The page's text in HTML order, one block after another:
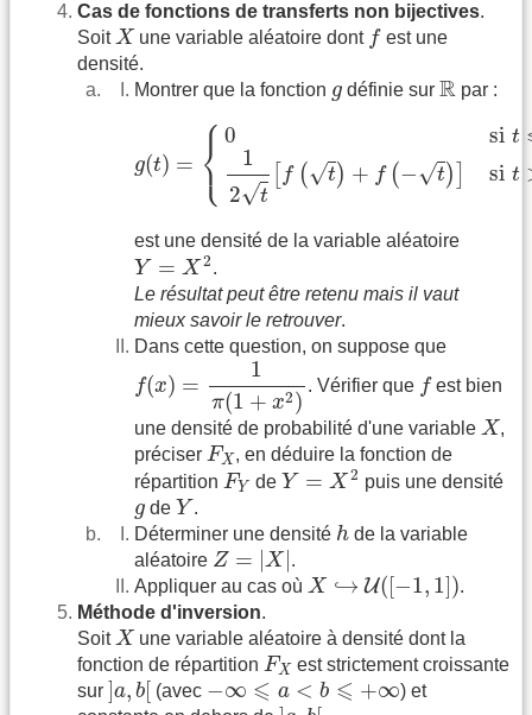
Cas de fonctions de transferts non bijectives.
SoitX
X une variable aléatoire dont f
f est une
densité.
Montrer que la fonction g
g définie sur R
R par :
g(t) = ⎧
⎨
⎩
0 si t
1
2√t
f (√t) + f (−√t) si t
g (t)
est une densité de la variable aléatoire
Y = X 2
Y=X2
.
Le résultat peut être retenu mais il vaut
mieux savoir le retrouver.
Dans cette question, on suppose que
f(x) =
1
π(1 + x2)
f(x)= 1π(1 +x2)
. Vérifier que fest bien
une densité de probabilité d'une variable X
X ,
préciser FX
FX , en déduire la fonction de
répartition FY
FY de Y = X 2
Y=X2
puis une densité
g
g de Y
Y.
Déterminer une densité h
h de la variable
aléatoire Z = |X
Z=|X|
.
Appliquer au cas où X ↪ U([−1, 1])
X↪ ([ −1 1]
.
Méthode d'inversion.
SoitX
X une variable aléatoire à densité dont la
fonction de répartition FX
FX
est strictement croissante
sur ]a, b[
]a,b[ (avec −∞ ⩽ a < b ⩽ +∞
∞⩽ a <b ⩽ +∞
) et
]a b [